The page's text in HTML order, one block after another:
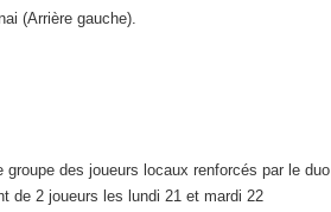
(Arrière gauche).
des joueurs locaux renforcés par le duo
de 2 joueurs les lundi 21 et mardi 22